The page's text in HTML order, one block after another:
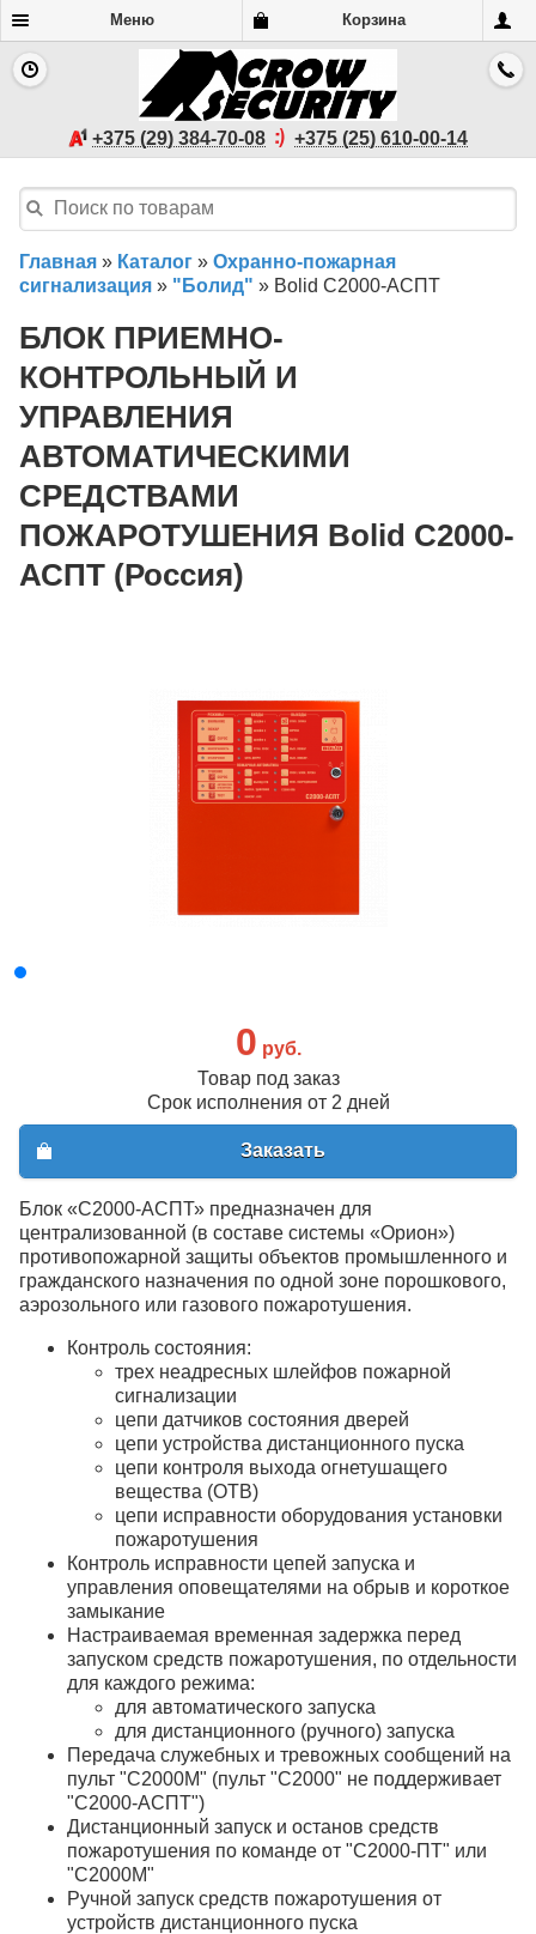
Меню Корзина
+375 (29) 384-70-08 +375 (25) 610-00-14
Главная » Каталог » Охранно-пожарная
сигнализация » "Болид" » Bolid С2000-АСПТ
БЛОК ПРИЕМНО-
КОНТРОЛЬНЫЙ И
УПРАВЛЕНИЯ
АВТОМАТИЧЕСКИМИ
СРЕДСТВАМИ
ПОЖАРОТУШЕНИЯ Bolid С2000-
АСПТ (Россия)
0 руб.
Товар под заказ
Срок исполнения от 2 дней
Заказать
Блок «С2000-АСПТ» предназначен для
централизованной (в составе системы «Орион»)
противопожарной защиты объектов промышленного и
гражданского назначения по одной зоне порошкового,
аэрозольного или газового пожаротушения.
Контроль состояния:
трех неадресных шлейфов пожарной
сигнализации
цепи датчиков состояния дверей
цепи устройства дистанционного пуска
цепи контроля выхода огнетушащего
вещества (ОТВ)
цепи исправности оборудования установки
пожаротушения
Контроль исправности цепей запуска и
управления оповещателями на обрыв и короткое
замыкание
Настраиваемая временная задержка перед
запуском средств пожаротушения, по отдельности
для каждого режима:
для автоматического запуска
для дистанционного (ручного) запуска
Передача служебных и тревожных сообщений на
пульт "С2000М" (пульт "С2000" не поддерживает
"С2000-АСПТ")
Дистанционный запуск и останов средств
пожаротушения по команде от "С2000-ПТ" или
"С2000М"
Ручной запуск средств пожаротушения от
устройств дистанционного пуска